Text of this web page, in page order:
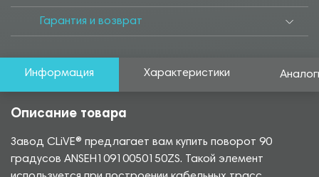
Гарантия и возврат
Информация Характеристики
Описание товара
Завод CLiVE® предлагает вам купить поворот 90
градусов ANSEH10910050150ZS. Такой элемент